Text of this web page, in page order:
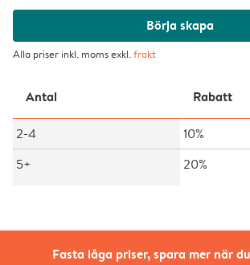
Fasta låga priser, spara mer när
Börja skapa
Alla priser inkl. moms exkl.frakt
Antal Rabatt
2-4
10%
5+
20%